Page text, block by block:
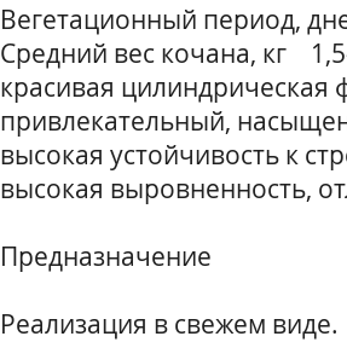
Вегетационный период,
Средний вес кочана, кг
красивая цилиндрическая
привлекательный,
высокая устойчивость к
высокая выровненность,
Предназначение
Реализация в свежем виде.